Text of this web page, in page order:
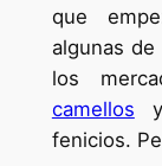
que
algunas
los
camellos
fenicios.